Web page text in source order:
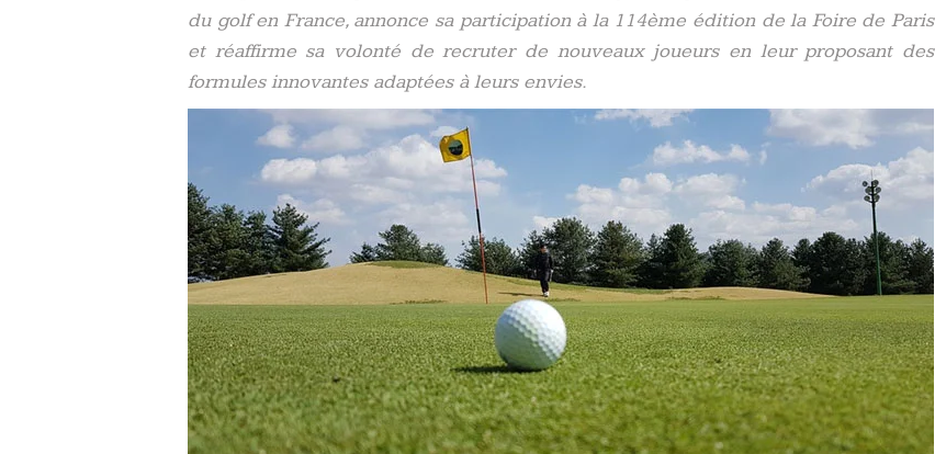
du golf en France, annonce sa participation à la 114ème édition de la Foire de Paris
et réaffirme sa volonté de recruter de nouveaux joueurs en leur proposant des
formules innovantes adaptées à leurs envies.